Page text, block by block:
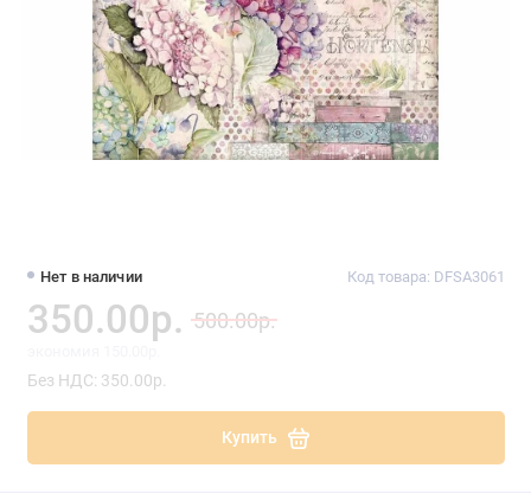
Нет в наличии Код товара: DFSA3061
350.00р. 500.00р.
Без НДС: 350.00р.
Купить